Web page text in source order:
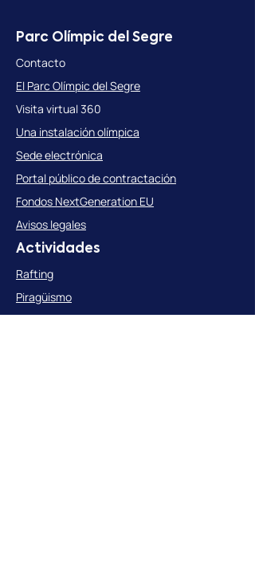
Parc Olímpic del Segre
Contacto
El Parc Olímpic del Segre
Visita virtual 360
Una instalación olímpica
Sede electrónica
Portal público de contractación
Fondos NextGeneration EU
Avisos legales
Actividades
Rafting
Piragüismo
Open Kayak